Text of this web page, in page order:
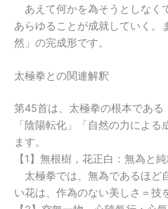
あえて何かを為そうとしなく
あらゆることが成就していく。
然」の完成形です。
太極拳との関連解釈
第45首は、太極拳の根本である
「陰陽転化」「自然の力によ
ます。
【1】無根樹，花正白：無為と
太極拳では、無為であるほど
い花は、作為のない美しさ＝技